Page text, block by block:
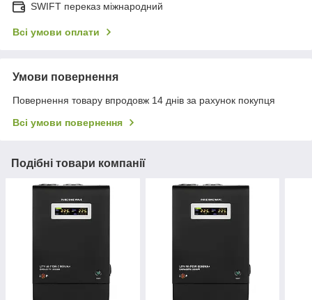
SWIFT переказ міжнародний
Всі умови оплати
Умови повернення
Повернення товару впродовж 14 днів за рахунок покупця
Всі умови повернення
Подібні товари компанії